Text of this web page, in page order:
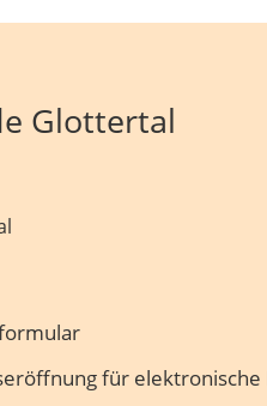
Glottertal
für